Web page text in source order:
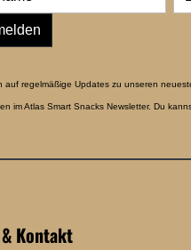
auf regelmäßige Updates zu unseren
im Atlas Smart Snacks Newsletter. Du
Kontakt